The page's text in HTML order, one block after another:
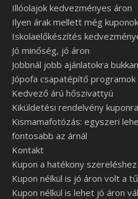
Illóolajok kedvezményes áron
Ilyen árak mellett még
Iskolaelőkészítés
Jó minőség, jó áron
Jobbnál jobb ajánlatokra
Jópofa csapatépítő programok
Kedvező árú hőszivattyú
Kiküldetési rendelvény kuponra
Kismamafotózás: egyszeri
fontosabb az árnál
Kontakt
Kupon a hatékony szereléshez
Kupon nélkül is jó áron volt a
Kupon nélkül is lehet jó áron